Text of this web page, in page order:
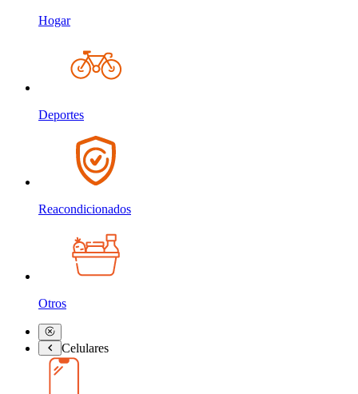
Hogar
Deportes
Reacondicionados
Otros
Celulares